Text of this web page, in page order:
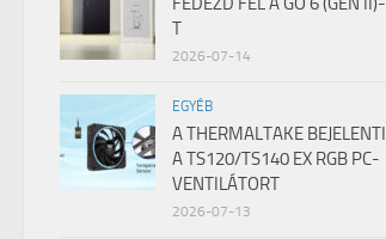
T
2026-07-14
EGYÉB
A THERMALTAKE BEJELENTI
A TS120/TS140 EX RGB PC-
VENTILÁTORT
2026-07-13